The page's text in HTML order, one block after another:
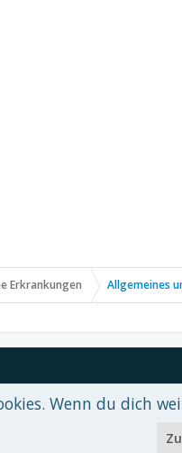
Erkrankungen Allgemeines
-Deutsch von xenDach©2010-
Wenn du dich